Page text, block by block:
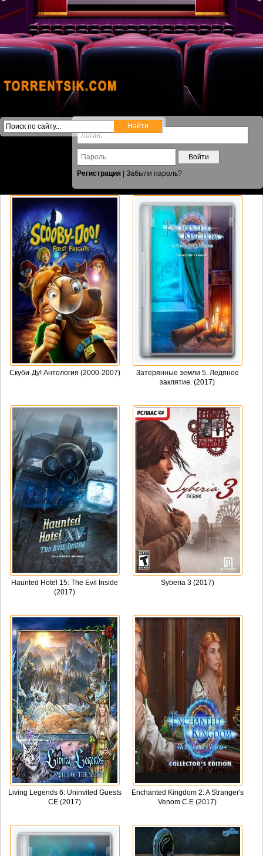
Войти
Регистрация
Забыли пароль?
Скуби-Ду! Антология (2000-2007)
Затерянные земли 5. Ледяное
заклятие. (2017)
Haunted Hotel 15: The Evil Inside
(2017)
Syberia 3 (2017)
Living Legends 6: Uninvited Guests
CE (2017)
Enchanted Kingdom 2: A Stranger's
Venom C.E (2017)